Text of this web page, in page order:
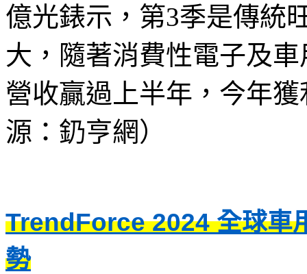
億光錶示，第3季是傳統
大，隨著消費性電子及
營收贏過上半年，今年
源：釢亨網）
TrendForce 2024 全球車
勢